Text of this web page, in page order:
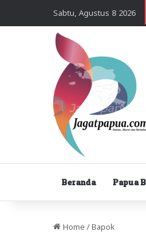
Sabtu, Agustus 8 2026
Beranda Papua
Home / Bapok